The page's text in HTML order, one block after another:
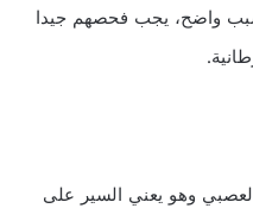
واضح، يجب فحصهم جيدا
وهو يعني السير على